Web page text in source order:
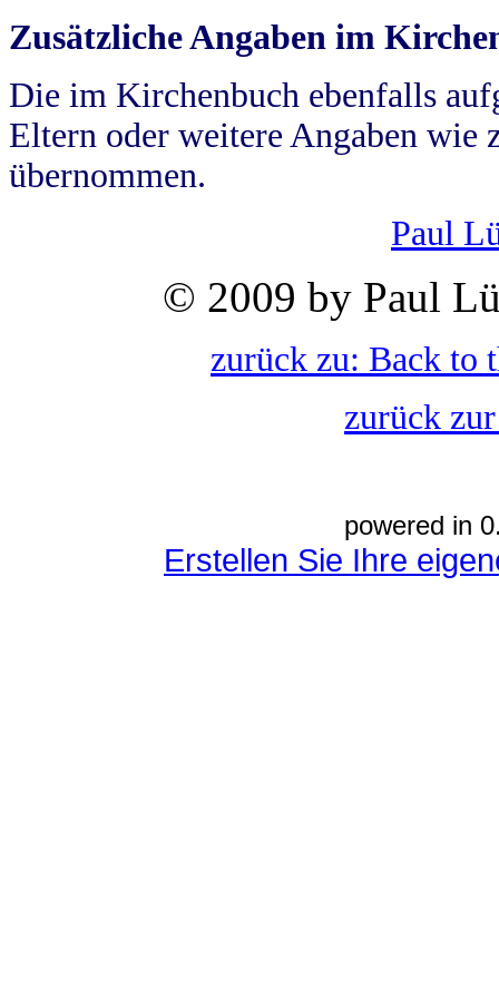
Zusätzliche Angaben im
Die im Kirchenbuch ebenfalls
Eltern oder weitere Angaben wie
übernommen.
Paul
© 2009 by Paul
zurück zu: Back to
zurück
powered in
Erstellen Sie Ihre